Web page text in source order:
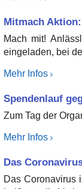
Mitmach
Mach mit!
eingeladen, bei
Mehr Infos
Spendenlauf
Zum Tag der
Mehr Infos
Das
Das Coronavirus